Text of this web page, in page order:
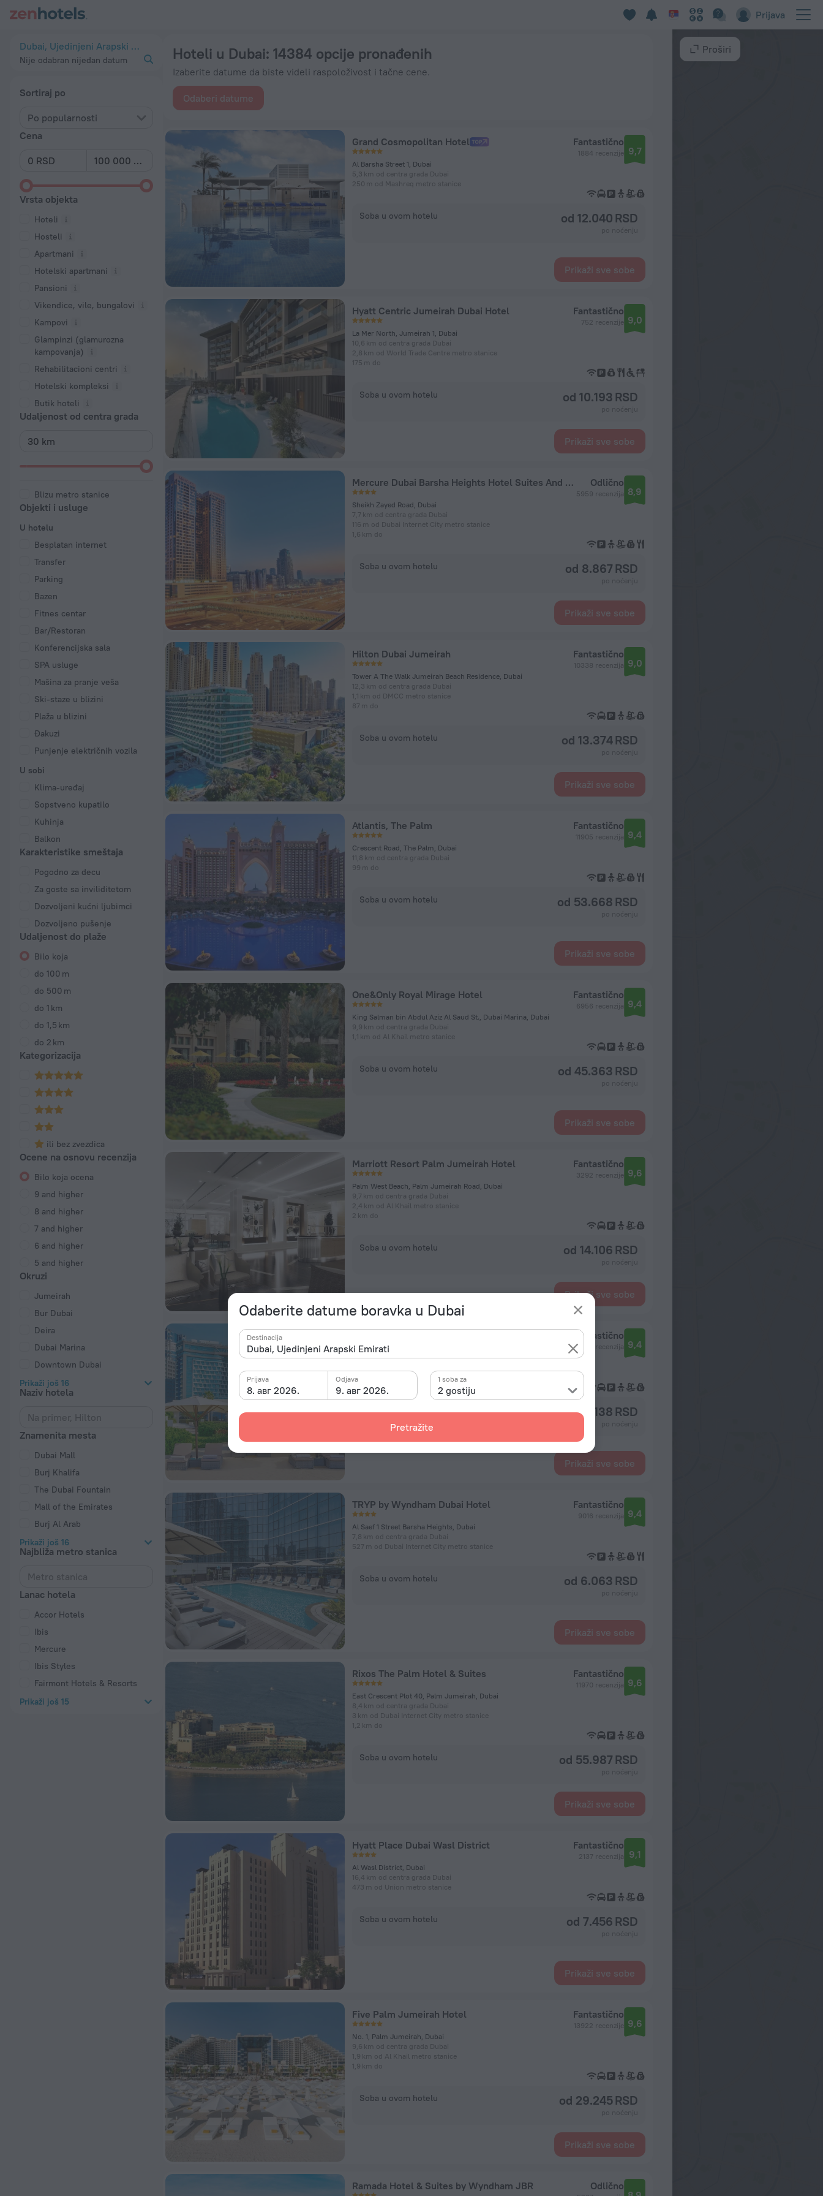
Prijava
Odaberite datume boravka u Dubai
Destinacija
8. авг 2026.
Prijava
9. авг 2026.
Odjava
2 gostiju
1 soba za
Pretražite
Dubai, Ujedinjeni Arapski Emirati
Nije odabran nijedan datum
Sortiraj po
Po popularnosti
Cena
Vrsta objekta
Hoteli
Hosteli
Apartmani
Hotelski apartmani
Pansioni
Vikendice, vile, bungalovi
Kampovi
Glampinzi (glamurozna
kampovanja)
Rehabilitacioni centri
Hotelski kompleksi
Butik hoteli
Udaljenost od centra grada
Blizu metro stanice
Objekti i usluge
U hotelu
Besplatan internet
Transfer
Parking
Bazen
Fitnes centar
Bar/Restoran
Konferencijska sala
SPA usluge
Mašina za pranje veša
Ski-staze u blizini
Plaža u blizini
Đakuzi
Punjenje električnih vozila
U sobi
Klima-uređaj
Sopstveno kupatilo
Kuhinja
Balkon
Karakteristike smeštaja
Pogodno za decu
Za goste sa inviliditetom
Dozvoljeni kućni ljubimci
Dozvoljeno pušenje
Udaljenost do plaže
Bilo koja
do 100 m
do 500 m
do 1 km
do 1,5 km
do 2 km
Kategorizacija
ili bez zvezdica
Ocene na osnovu recenzija
Bilo koja ocena
9 and higher
8 and higher
7 and higher
6 and higher
5 and higher
Okruzi
Jumeirah
Bur Dubai
Deira
Dubai Marina
Downtown Dubai
Prikaži još 16
Naziv hotela
Znamenita mesta
Dubai Mall
Burj Khalifa
The Dubai Fountain
Mall of the Emirates
Burj Al Arab
Prikaži još 16
Najbliža metro stanica
Lanac hotela
Accor Hotels
Ibis
Mercure
Ibis Styles
Fairmont Hotels & Resorts
Prikaži još 15
Hoteli u Dubai: 14384 opcije pronađenih
Izaberite datume da biste videli raspoloživost i tačne cene.
Odaberi datume
Grand Cosmopolitan Hotel
Al Barsha Street 1, Dubai
5,3 km od centra grada Dubai
250 m od Mashreq metro stanice
Fantastično
1884 recenzije 9,7
Soba u ovom hotelu od 12.040 RSD
Prikaži sve sobe
Hyatt Centric Jumeirah Dubai Hotel
La Mer North, Jumeirah 1, Dubai
10,6 km od centra grada Dubai
2,8 km od World Trade Centre metro stanice
175 m do
Fantastično
752 recenzije 9,0
Soba u ovom hotelu od 10.193 RSD
Prikaži sve sobe
Mercure Dubai Barsha Heights Hotel Suites And Apartments
Sheikh Zayed Road, Dubai
7,7 km od centra grada Dubai
116 m od Dubai Internet City metro stanice
1,6 km do
Odlično
5959 recenzija 8,9
Soba u ovom hotelu od 8.867 RSD
Prikaži sve sobe
Hilton Dubai Jumeirah
Tower A The Walk Jumeirah Beach Residence, Dubai
12,3 km od centra grada Dubai
1,1 km od DMCC metro stanice
87 m do
Fantastično
10338 recenzija 9,0
Soba u ovom hotelu od 13.374 RSD
Prikaži sve sobe
Atlantis, The Palm
Crescent Road, The Palm, Dubai
11,8 km od centra grada Dubai
99 m do
Fantastično
11905 recenzija 9,4
Soba u ovom hotelu od 53.668 RSD
Prikaži sve sobe
One&Only Royal Mirage Hotel
King Salman bin Abdul Aziz Al Saud St., Dubai Marina, Dubai
9,9 km od centra grada Dubai
1,1 km od Al Khail metro stanice
Fantastično
6956 recenzija 9,4
Soba u ovom hotelu od 45.363 RSD
Prikaži sve sobe
Marriott Resort Palm Jumeirah Hotel
Palm West Beach, Palm Jumeirah Road, Dubai
9,7 km od centra grada Dubai
2,4 km od Al Khail metro stanice
2 km do
Fantastično
3292 recenzije 9,6
Soba u ovom hotelu od 14.106 RSD
Prikaži sve sobe
Plot No. 220 (381-2730), Palm Jumeirah, Dubai, Dubai
3,2 km od Al Khail metro stanice
Fantastično
3617 recenzija 9,4
od 11.138 RSD
Prikaži sve sobe
TRYP by Wyndham Dubai Hotel
Al Saef 1 Street Barsha Heights, Dubai
7,8 km od centra grada Dubai
527 m od Dubai Internet City metro stanice
Fantastično
9016 recenzija 9,4
Soba u ovom hotelu od 6.063 RSD
Prikaži sve sobe
Rixos The Palm Hotel & Suites
East Crescent Plot 40, Palm Jumeirah, Dubai
8,4 km od centra grada Dubai
3 km od Dubai Internet City metro stanice
1,2 km do
Fantastično
11970 recenzija 9,6
Soba u ovom hotelu od 55.987 RSD
Prikaži sve sobe
Hyatt Place Dubai Wasl District
Al Wasl District, Dubai
16,4 km od centra grada Dubai
473 m od Union metro stanice
Fantastično
2137 recenzija 9,1
Soba u ovom hotelu od 7.456 RSD
Prikaži sve sobe
Five Palm Jumeirah Hotel
No. 1, Palm Jumeirah, Dubai
9,6 km od centra grada Dubai
1,9 km od Al Khail metro stanice
1,9 km do
Fantastično
13922 recenzije 9,6
Soba u ovom hotelu od 29.245 RSD
Prikaži sve sobe
Ramada Hotel & Suites by Wyndham JBR Odlično
Proširi
20 najboljih hotela Hoteli u Dubai 2026 od 5.044 RSD - Rezervišite odmah preko ZenHotels.com